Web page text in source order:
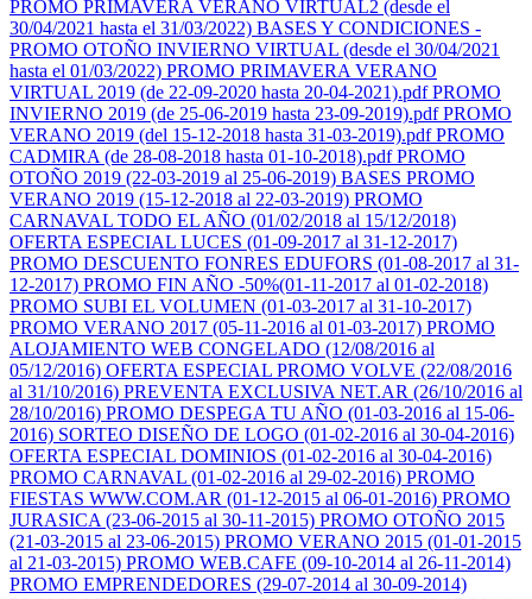
PROMO PRIMAVERA VERANO VIRTUAL2 (desde el
30/04/2021 hasta el 31/03/2022) BASES Y CONDICIONES -
PROMO OTOÑO INVIERNO VIRTUAL (desde el 30/04/2021
hasta el 01/03/2022) PROMO PRIMAVERA VERANO
VIRTUAL 2019 (de 22-09-2020 hasta 20-04-2021).pdf PROMO
INVIERNO 2019 (de 25-06-2019 hasta 23-09-2019).pdf PROMO
VERANO 2019 (del 15-12-2018 hasta 31-03-2019).pdf PROMO
CADMIRA (de 28-08-2018 hasta 01-10-2018).pdf PROMO
OTOÑO 2019 (22-03-2019 al 25-06-2019) BASES PROMO
VERANO 2019 (15-12-2018 al 22-03-2019) PROMO
CARNAVAL TODO EL AÑO (01/02/2018 al 15/12/2018)
OFERTA ESPECIAL LUCES (01-09-2017 al 31-12-2017)
PROMO DESCUENTO FONRES EDUFORS (01-08-2017 al 31-
12-2017) PROMO FIN AÑO -50%(01-11-2017 al 01-02-2018)
PROMO SUBI EL VOLUMEN (01-03-2017 al 31-10-2017)
PROMO VERANO 2017 (05-11-2016 al 01-03-2017) PROMO
ALOJAMIENTO WEB CONGELADO (12/08/2016 al
05/12/2016) OFERTA ESPECIAL PROMO VOLVE (22/08/2016
al 31/10/2016) PREVENTA EXCLUSIVA NET.AR (26/10/2016 al
28/10/2016) PROMO DESPEGA TU AÑO (01-03-2016 al 15-06-
2016) SORTEO DISEÑO DE LOGO (01-02-2016 al 30-04-2016)
OFERTA ESPECIAL DOMINIOS (01-02-2016 al 30-04-2016)
PROMO CARNAVAL (01-02-2016 al 29-02-2016) PROMO
FIESTAS WWW.COM.AR (01-12-2015 al 06-01-2016) PROMO
JURASICA (23-06-2015 al 30-11-2015) PROMO OTOÑO 2015
(21-03-2015 al 23-06-2015) PROMO VERANO 2015 (01-01-2015
al 21-03-2015) PROMO WEB.CAFE (09-10-2014 al 26-11-2014)
PROMO EMPRENDEDORES (29-07-2014 al 30-09-2014)